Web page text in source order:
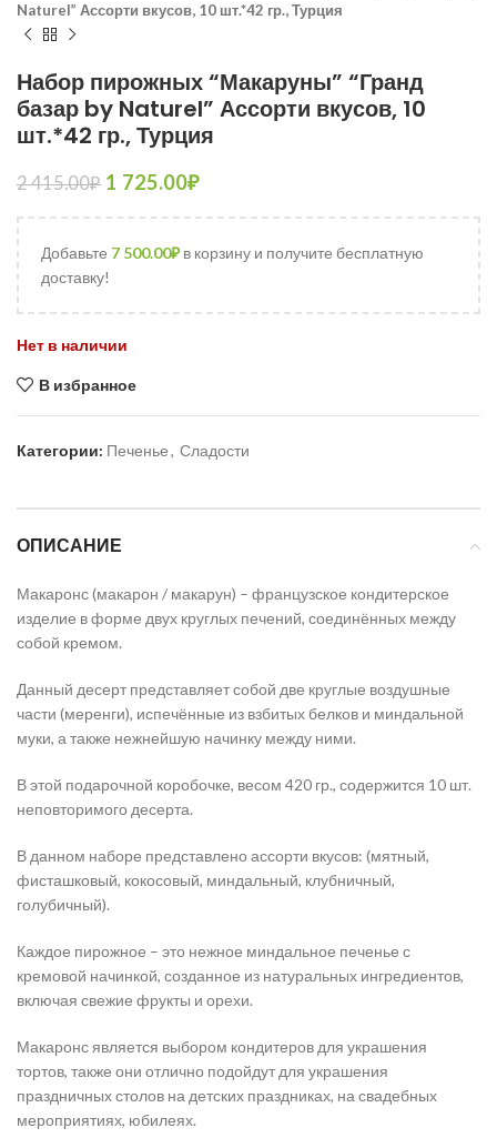
Naturel” Ассорти вкусов, 10 шт.*42 гр., Турция
Набор пирожных “Макаруны” “Гранд
базар by Naturel” Ассорти вкусов, 10
шт.*42 гр., Турция
2 415.00₽ 1 725.00₽
Добавьте 7 500.00₽в корзину и получите бесплатную
доставку!
Нет в наличии
В избранное
Категории: Печенье, Сладости
ОПИСАНИЕ
Макаронс (макарон / макарун) – французское кондитерское
изделие в форме двух круглых печений, соединённых между
собой кремом.
Данный десерт представляет собой две круглые воздушные
части (меренги), испечённые из взбитых белков и миндальной
муки, а также нежнейшую начинку между ними.
В этой подарочной коробочке, весом 420 гр., содержится 10 шт.
неповторимого десерта.
В данном наборе представлено ассорти вкусов: (мятный,
фисташковый, кокосовый, миндальный, клубничный,
голубичный).
Каждое пирожное – это нежное миндальное печенье с
кремовой начинкой, созданное из натуральных ингредиентов,
включая свежие фрукты и орехи.
Макаронс является выбором кондитеров для украшения
тортов, также они отлично подойдут для украшения
праздничных столов на детских праздниках, на свадебных
мероприятиях, юбилеях.